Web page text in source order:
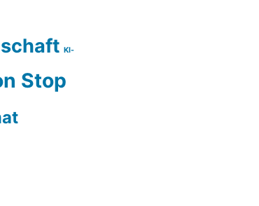
KI-
Stop